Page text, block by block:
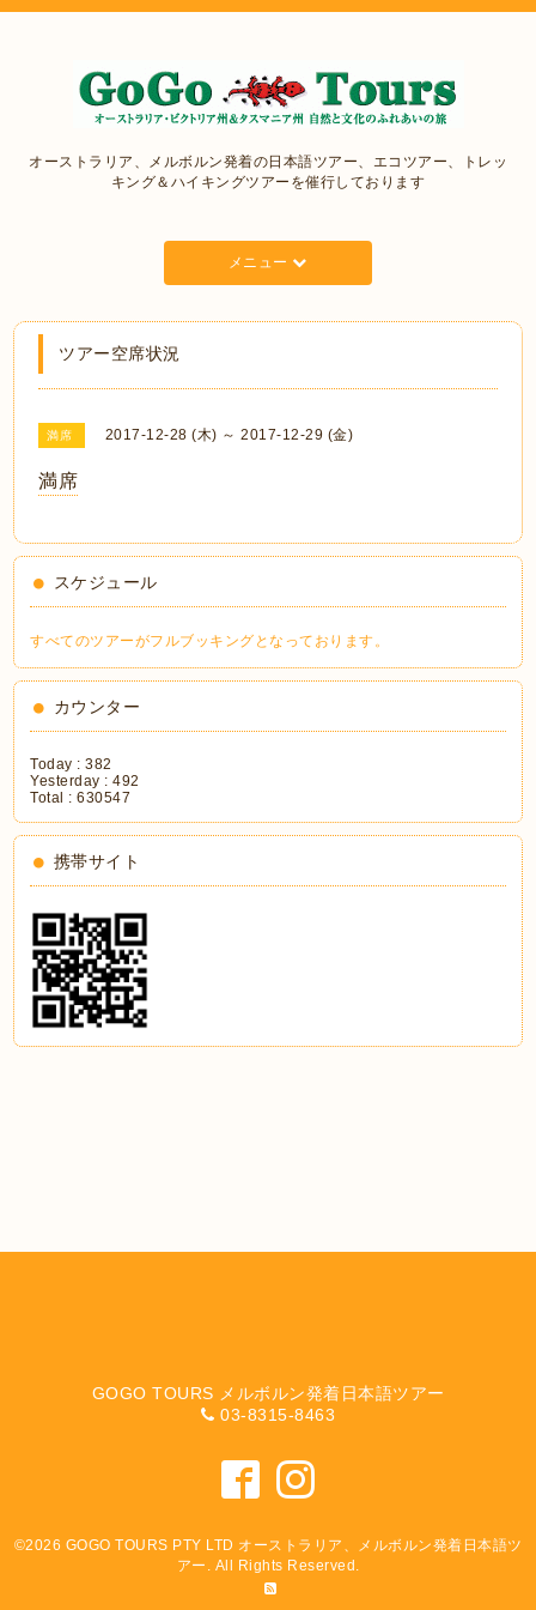
オーストラリア、メルボルン発着の日本語ツアー、エコツアー、トレッ
キング＆ハイキングツアーを催行しております
メニュー
ツアー空席状況
満席 2017-12-28 (木) ～ 2017-12-29 (金)
満席
スケジュール
すべてのツアーがフルブッキングとなっております。
カウンター
Today :382
Yesterday :492
Total :630547
携帯サイト
GOGO TOURS メルボルン発着日本語ツアー
03-8315-8463
©2026 GOGO TOURS PTY LTD オーストラリア、メルボルン発着日本語ツ
アー . All Rights Reserved.